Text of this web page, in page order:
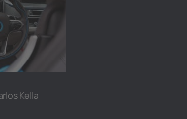
Kella